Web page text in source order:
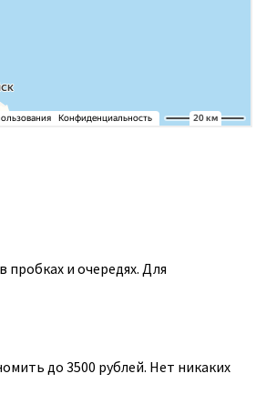
и очередях. Для
до 3500 рублей. Нет никаких